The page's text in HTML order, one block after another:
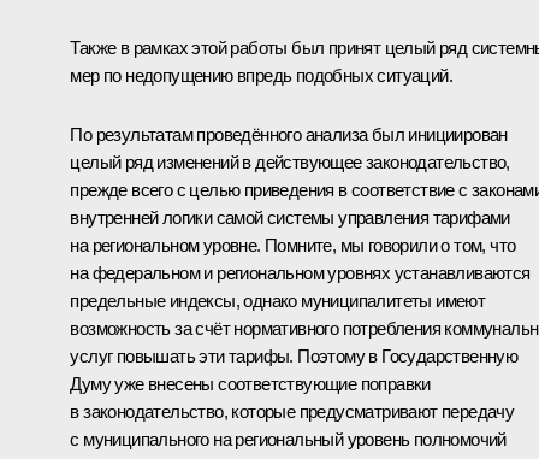
Также в рамках этой работы был принят целый ряд
мер по недопущению впредь подобных ситуаций.
По результатам проведённого анализа был инициирован
целый ряд изменений в действующее законодательство,
прежде всего с целью приведения в соответствие с
внутренней логики самой системы управления тарифами
на региональном уровне. Помните, мы говорили о том, что
на федеральном и региональном уровнях устанавливаются
предельные индексы, однако муниципалитеты имеют
возможность за счёт нормативного потребления
услуг повышать эти тарифы. Поэтому в Государственную
Думу уже внесены соответствующие поправки
в законодательство, которые предусматривают передачу
с муниципального на региональный уровень полномочий